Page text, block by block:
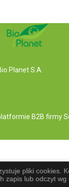
Planet S.A.
B2B firmy
pliki cookies.
zapis lub odczyt wg